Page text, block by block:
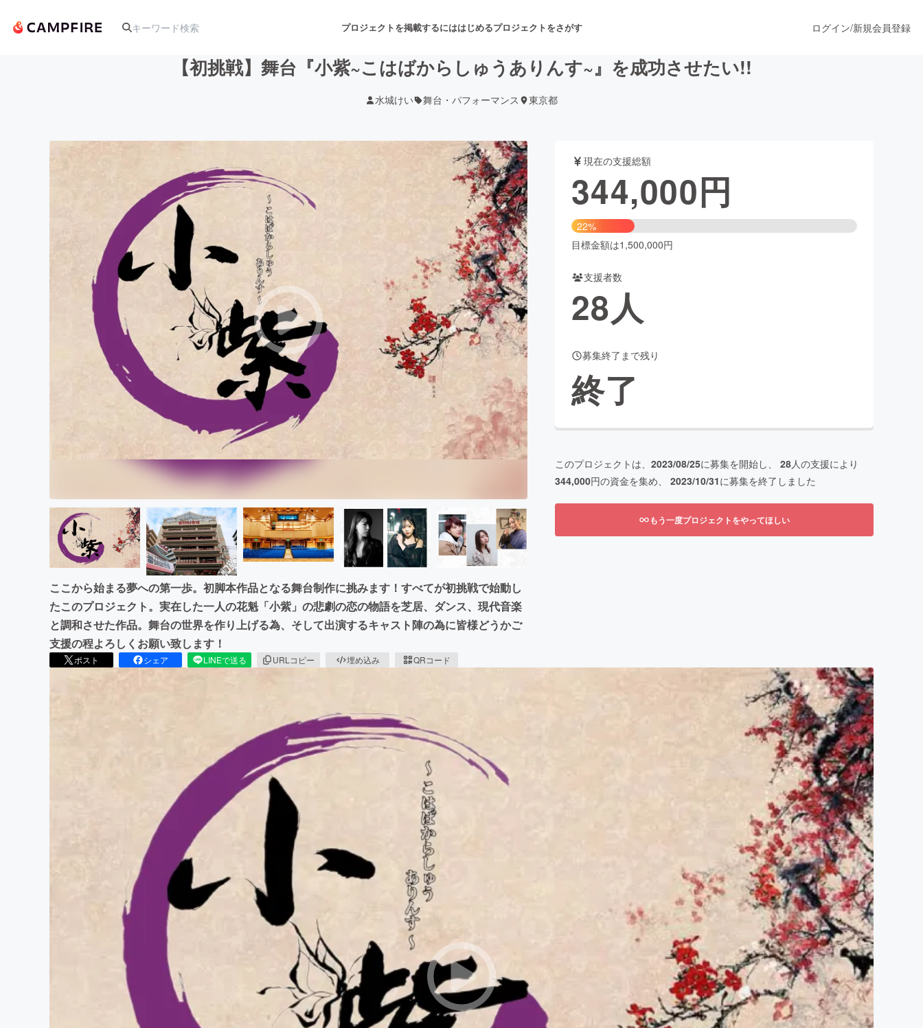
プロジェクトを掲載するにははじめるプロジェクトをさがす
アート・写真 舞台・パフォーマンス
テクノロジー・ガジェット フード・飲食店 ファッション
映像・映画 アニメ・漫画
ビジネス・起業 ビューティー・ヘルスケア
まちづくり・地域活性化
CAMPFIRE for Social Good
CAMPFIRE Creation
CAMPFIREふるさと納税
machi-yaコミュニティ
ログイン/新規会員登録
【初挑戦】舞台『小紫~こはばからしゅうありんす~』を成功させたい!!
水城けい 舞台・パフォーマンス 東京都
ここから始まる夢への第一歩。初脚本作品となる舞台制作に挑みます！すべてが初挑戦で始動し
たこのプロジェクト。実在した一人の花魁「小紫」の悲劇の恋の物語を芝居、ダンス、現代音楽
と調和させた作品。舞台の世界を作り上げる為、そして出演するキャスト陣の為に皆様どうかご
支援の程よろしくお願い致します！
ポスト シェア LINEで送る URLコピー 埋め込み QRコード
現在の支援総額
344,000円
22%
目標金額は1,500,000円
支援者数
28人
募集終了まで残り
終了
このプロジェクトは、 2023/08/25に募集を開始し、 28人の支援により
344,000円の資金を集め、 2023/10/31に募集を終了しました
もう一度プロジェクトをやってほしい